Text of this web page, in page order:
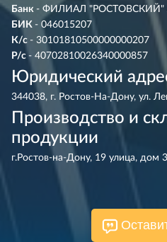
Банк - ФИЛИАЛ "РОСТОВСКИЙ"
БИК - 046015207
К/с - 30101810500000000207
Р/с - 40702810026340000857
Юридический
344038, г. Ростов-На-Дону, ул.
Производство и
продукции
г.Ростов-на-Дону, 19 улица, дом
©
Разработка и